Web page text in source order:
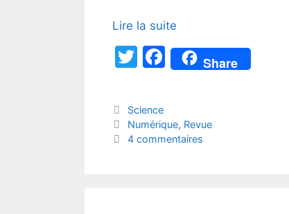
Lire la suite
T
itt
er
F
a
e
b
Share
Catégories
Science
Étiquettes
Numérique, Revue
4 commentaires